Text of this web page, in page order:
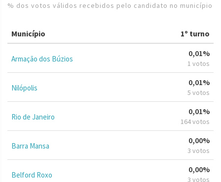
% dos votos válidos recebidos pelo candidato no município
Município 1º turno
Armação dos Búzios
0,01%
1 votos
Nilópolis
0,01%
5 votos
Rio de Janeiro
0,01%
164 votos
Barra Mansa
0,00%
3 votos
Belford Roxo
0,00%
3 votos